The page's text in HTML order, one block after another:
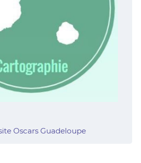
Oscars Guadeloupe